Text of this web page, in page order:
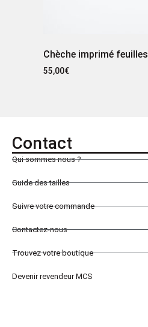
Chèche imprimé feuilles
55,00€
Contact
Qui sommes nous ?
Guide des tailles
Suivre votre commande
Contactez-nous
Trouvez votre boutique
Devenir revendeur MCS